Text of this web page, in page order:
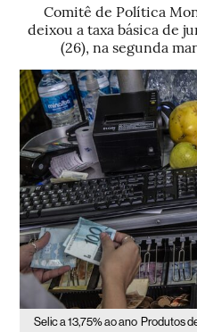
Comitê de Política
deixou a taxa básica de
(26), na segunda
Selic a 13,75% ao ano Produtos